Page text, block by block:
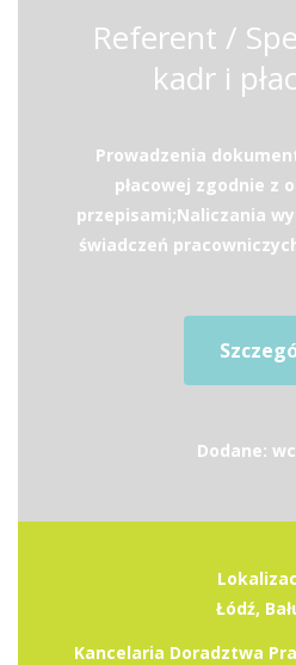
Referent /
kadr i
Prowadzenia
płacowej zgodnie z
przepisami;Naliczania
świadczeń
Dodane:
Łódź,
Kancelaria Doradztwa